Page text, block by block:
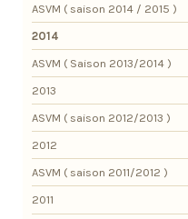
ASVM ( saison 2014 / 2015 )
2014
ASVM ( Saison 2013/2014 )
2013
ASVM ( saison 2012/2013 )
2012
ASVM ( saison 2011/2012 )
2011